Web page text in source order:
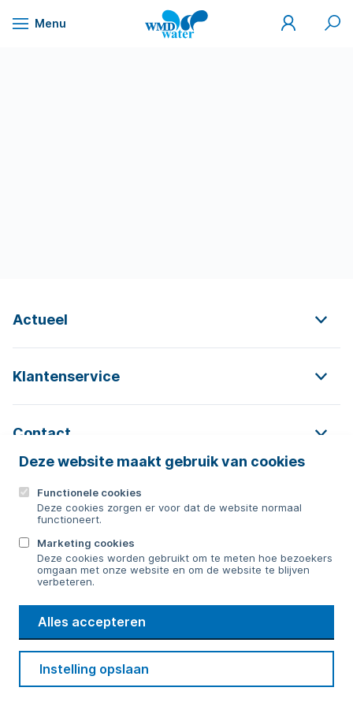
Naar
Deze website maakt gebruik van cookies
Functionele cookies
Deze cookies zorgen er voor dat de website normaal
functioneert.
Marketing cookies
Deze cookies worden gebruikt om te meten hoe bezoekers
omgaan met onze website en om de website te blijven
verbeteren.
Alles accepteren
Instelling opslaan
Menu
WMD
Drinkwater
Mijn
WMD
Zoek
Actueel
Klantenservice
Contact
Contact
Bericht sturen
WMD
Drinkwater
Cookie voorkeuren
Privacy Disclaimer